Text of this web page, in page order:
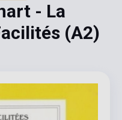
- La
(A2)